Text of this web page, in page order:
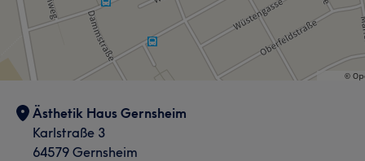
Ästhetik Haus Gernsheim
Karlstraße 3
64579 Gernsheim